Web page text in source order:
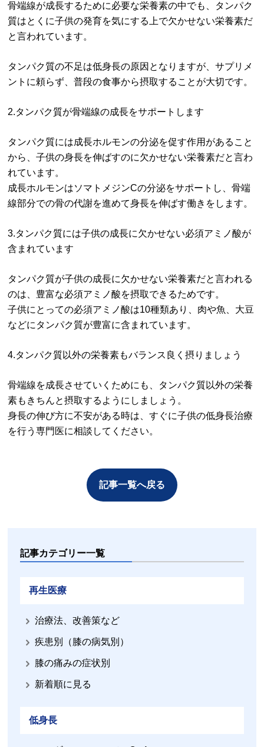
骨端線が成長するために必要な栄養素の中でも、タンパク
質はとくに子供の発育を気にする上で欠かせない栄養素だ
と言われています。
タンパク質の不足は低身長の原因となりますが、サプリメ
ントに頼らず、普段の食事から摂取することが大切です。
2.タンパク質が骨端線の成長をサポートします
タンパク質には成長ホルモンの分泌を促す作用があること
から、子供の身長を伸ばすのに欠かせない栄養素だと言わ
れています。
成長ホルモンはソマトメジンCの分泌をサポートし、骨端
線部分での骨の代謝を進めて身長を伸ばす働きをします。
3.タンパク質には子供の成長に欠かせない必須アミノ酸が
含まれています
タンパク質が子供の成長に欠かせない栄養素だと言われる
のは、豊富な必須アミノ酸を摂取できるためです。
子供にとっての必須アミノ酸は10種類あり、肉や魚、大豆
などにタンパク質が豊富に含まれています。
4.タンパク質以外の栄養素もバランス良く摂りましょう
骨端線を成長させていくためにも、タンパク質以外の栄養
素もきちんと摂取するようにしましょう。
身長の伸び方に不安がある時は、すぐに子供の低身長治療
を行う専門医に相談してください。
記事一覧へ戻る
記事カテゴリー一覧
再生医療
治療法、改善策など
疾患別（膝の病気別）
膝の痛みの症状別
新着順に見る
低身長